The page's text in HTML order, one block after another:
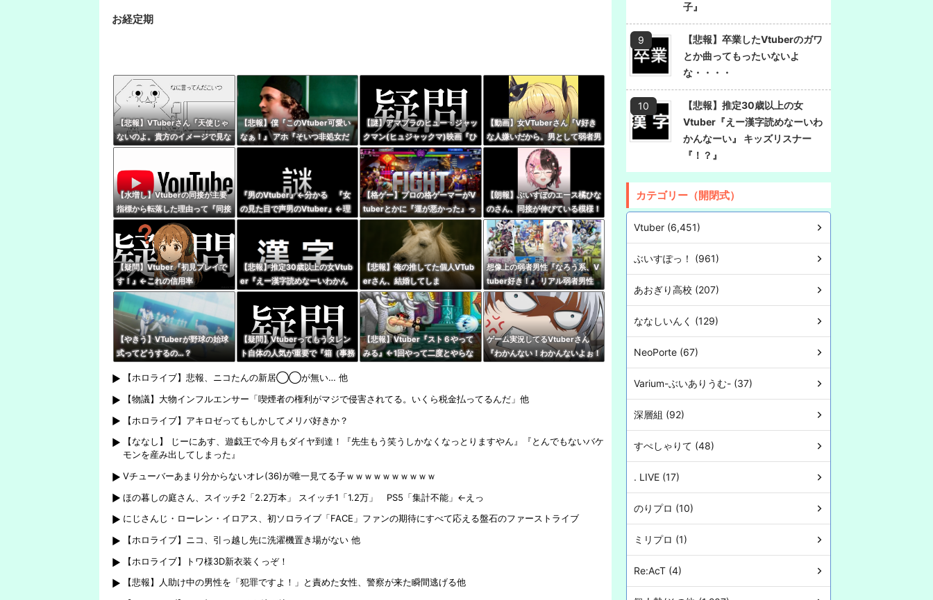
お経定期
【悲報】VTuberさん『天使じゃ
ないのよ。貴方のイメージで見な
いでほしい私は普通の女の子』
【悲報】僕『このVtuber可愛い
なぁ！』 アホ『そいつ非処女だ
ぞ』←これｗｗｗ
【謎】アマプラのヒュー・ジャッ
クマン(ヒュジャックマ)映画『ひ
つじ探偵団』、VTuberの同時視
聴が滅茶苦茶多い…いったいなぜ
【動画】女VTuberさん『V好き
な人嫌いだから。男として弱者男
性だから、V好きな人は』
【水増し】Vtuberの同接が主要
指標から転落した理由って『同接
に対して高評価数が少ない配信が
あぶり出された』からだよな
『男のVtuber』←分かる 『女
の見た目で声男のVtuber』←理
解不能
【格ゲー】プロの格ゲーマーがV
tuberとかに『運が悪かった』っ
て被弾した時に言うの嫌い
【朗報】ぶいすぽのエース橘ひな
のさん、同接が伸びている模様！
←無敵だなぶいすぽ
【疑問】Vtuber『初見プレイで
す！』←これの信用率
【悲報】推定30歳以上の女Vtub
er『えー漢字読めなーいわかん
なーい』 キッズリスナー
『！？』
【悲報】俺の推してた個人VTub
erさん、結婚してしま
う・・・・
想像上の弱者男性『なろう系、V
tuber好き！』 リアル弱者男性
『哲学、古典文学、世界史。(ﾒ
ｶﾞﾈｸｲ)』
【やきう】VTuberが野球の始球
式ってどうするの…？
【疑問】Vtuberってもうタレン
ト自体の人気が重要で『箱（事務
なってね？
【悲報】Vtuber『スト６やって
みる』←1回やって二度とやらな
ゲーム実況してるVtuberさん
『わかんない！わかんないよぉ！
ね！』
【ホロライブ】悲報、ニコたんの新居◯◯が無い… 他
【物議】大物インフルエンサー「喫煙者の権利がマジで侵害されてる。いくら税金払ってるんだ」他
【ホロライブ】アキロゼってもしかしてメリバ好きか？
【ななし】 じーにあす、遊戯王で今月もダイヤ到達！『先生もう笑うしかなくなっとりますやん』『とんでもないバケ
モンを産み出してしまった』
Vチューバーあまり分からないオレ(36)が唯一見てる子ｗｗｗｗｗｗｗｗｗｗ
ほの暮しの庭さん、スイッチ2「2.2万本」 スイッチ1「1.2万」 PS5「集計不能」←えっ
にじさんじ・ローレン・イロアス、初ソロライブ「FACE」ファンの期待にすべて応える盤石のファーストライブ
【ホロライブ】ニコ、引っ越し先に洗濯機置き場がない 他
【ホロライブ】トワ様3D新衣装くっぞ！
【悲報】人助け中の男性を「犯罪ですよ！」と責めた女性、警察が来た瞬間逃げる他
子』
【悲報】卒業したVtuberのガワ
とか曲ってもったいないよ
な・・・・
【悲報】推定30歳以上の女
Vtuber『えー漢字読めなーいわ
かんなーい』 キッズリスナー
『！？』
カテゴリー（開閉式）
Vtuber (6,451)
ぶいすぽっ！ (961)
あおぎり高校 (207)
ななしいんく (129)
NeoPorte (67)
Varium-ぶいありうむ- (37)
深層組 (92)
すぺしゃりて (48)
. LIVE (17)
のりプロ (10)
ミリプロ (1)
Re:AcT (4)